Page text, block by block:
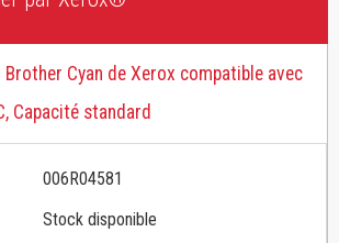
Brother Cyan de Xerox compatible avec
Capacité standard
006R04581
Stock disponible